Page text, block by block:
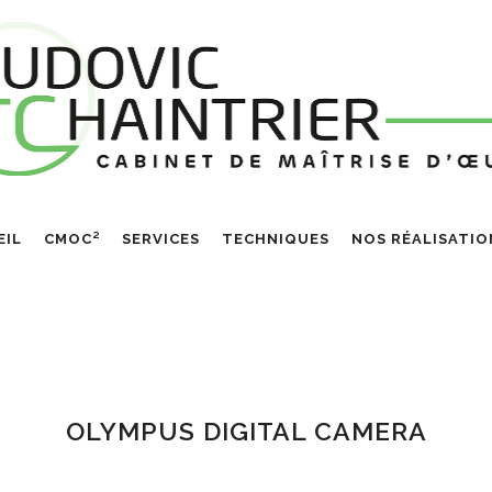
CMOC² SERVICES TECHNIQUES NOS
OLYMPUS DIGITAL CAMERA